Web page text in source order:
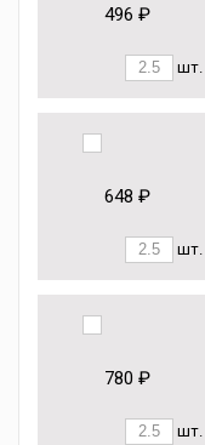
496 ₽
шт.
648 ₽
шт.
780 ₽
шт.